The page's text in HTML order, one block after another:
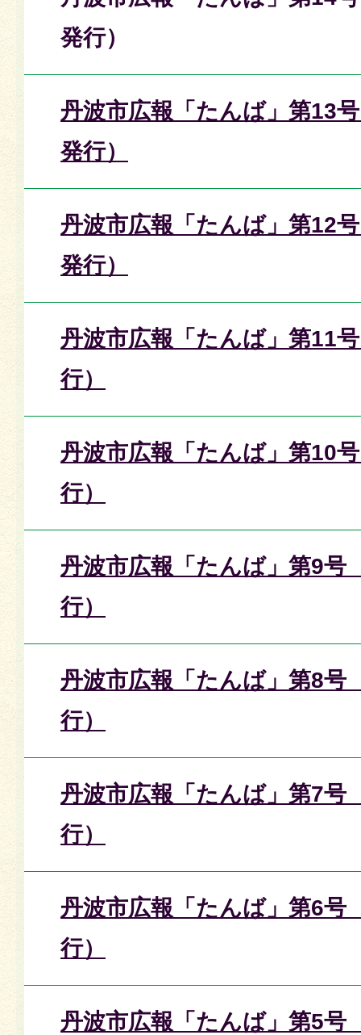
発行）
丹波市広報「たんば」第13
発行）
丹波市広報「たんば」第12
発行）
丹波市広報「たんば」第11
行）
丹波市広報「たんば」第10
行）
丹波市広報「たんば」第9号
行）
丹波市広報「たんば」第8号
行）
丹波市広報「たんば」第7号
行）
丹波市広報「たんば」第6号
行）
丹波市広報「たんば」第5号